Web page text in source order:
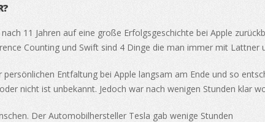
11 Jahren auf eine große Erfolgsgeschichte bei Apple
Counting und Swift sind 4 Dinge die man immer mit Lattner
Entfaltung bei Apple langsam am Ende und so
nicht ist unbekannt. Jedoch war nach wenigen Stunden klar
Der Automobilhersteller Tesla gab wenige Stunden